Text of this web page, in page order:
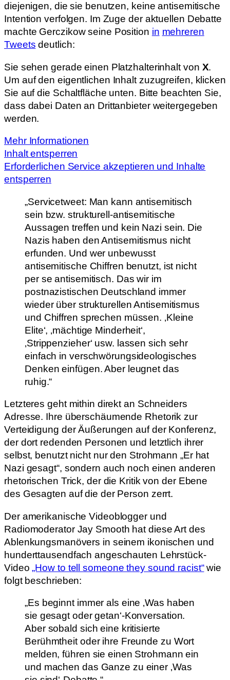
diejenigen, die sie benutzen, keine antisemitische
Intention verfolgen. Im Zuge der aktuellen Debatte
machte Gerczikow seine Position in mehreren
Tweets deutlich:
Sie sehen gerade einen Platzhalterinhalt von X.
Um auf den eigentlichen Inhalt zuzugreifen, klicken
Sie auf die Schaltfläche unten. Bitte beachten Sie,
dass dabei Daten an Drittanbieter weitergegeben
werden.
Mehr Informationen
Inhalt entsperren
Erforderlichen Service akzeptieren und Inhalte
entsperren
„Servicetweet: Man kann antisemitisch
sein bzw. strukturell-antisemitische
Aussagen treffen und kein Nazi sein. Die
Nazis haben den Antisemitismus nicht
erfunden. Und wer unbewusst
antisemitische Chiffren benutzt, ist nicht
per se antisemitisch. Das wir im
postnazistischen Deutschland immer
wieder über strukturellen Antisemitismus
und Chiffren sprechen müssen. ‚Kleine
Elite‘, ‚mächtige Minderheit‘,
‚Strippenzieher‘ usw. lassen sich sehr
einfach in verschwörungsideologisches
Denken einfügen. Aber leugnet das
ruhig.“
Letzteres geht mithin direkt an Schneiders
Adresse. Ihre überschäumende Rhetorik zur
Verteidigung der Äußerungen auf der Konferenz,
der dort redenden Personen und letztlich ihrer
selbst, benutzt nicht nur den Strohmann „Er hat
Nazi gesagt“, sondern auch noch einen anderen
rhetorischen Trick, der die Kritik von der Ebene
des Gesagten auf die der Person zerrt.
Der amerikanische Videoblogger und
Radiomoderator Jay Smooth hat diese Art des
Ablenkungsmanövers in seinem ikonischen und
hunderttausendfach angeschauten Lehrstück-
Video„How to tell someone they sound racist“wie
folgt beschrieben:
„Es beginnt immer als eine ‚Was haben
sie gesagt oder getan‘-Konversation.
Aber sobald sich eine kritisierte
Berühmtheit oder ihre Freunde zu Wort
melden, führen sie einen Strohmann ein
und machen das Ganze zu einer ‚Was